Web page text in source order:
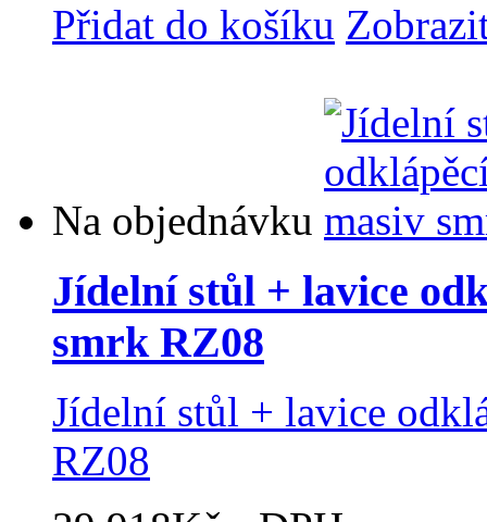
Přidat do košíku
Na objednávku
Jídelní stůl + lavice
smrk RZ08
Jídelní stůl + lavice
RZ08